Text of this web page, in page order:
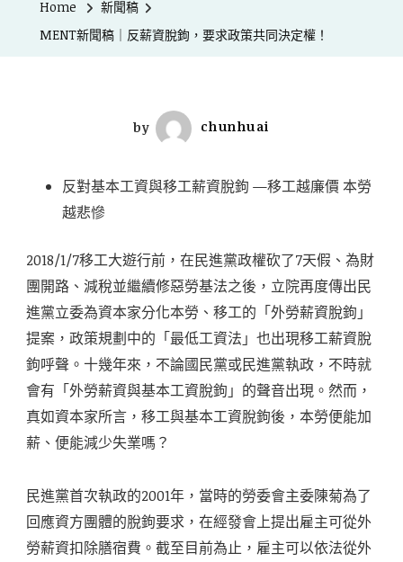
Home
新聞稿
MENT新聞稿｜反薪資脫鉤，要求政策共同決定權！
by chunhuai
反對基本工資與移工薪資脫鉤 —移工越廉價 本勞
越悲慘
2018/1/7移工大遊行前，在民進黨政權砍了7天假、為財
團開路、減稅並繼續修惡勞基法之後，立院再度傳出民
進黨立委為資本家分化本勞、移工的「外勞薪資脫鉤」
提案，政策規劃中的「最低工資法」也出現移工薪資脫
鉤呼聲。十幾年來，不論國民黨或民進黨執政，不時就
會有「外勞薪資與基本工資脫鉤」的聲音出現。然而，
真如資本家所言，移工與基本工資脫鉤後，本勞便能加
薪、便能減少失業嗎？
民進黨首次執政的2001年，當時的勞委會主委陳菊為了
回應資方團體的脫鉤要求，在經發會上提出雇主可從外
勞薪資扣除膳宿費。截至目前為止，雇主可以依法從外